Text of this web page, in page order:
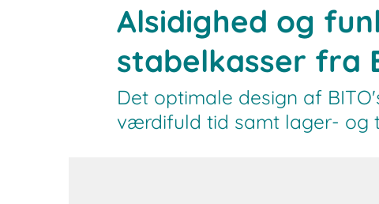
Alsidighed og
stabelkasser fra
Det optimale design af
værdifuld tid samt lager- og